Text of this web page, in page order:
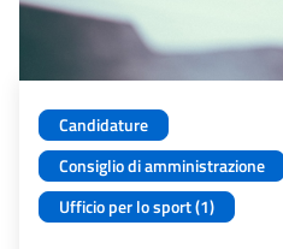
Candidature
Consiglio di amministrazione
Ufficio per lo sport (1)